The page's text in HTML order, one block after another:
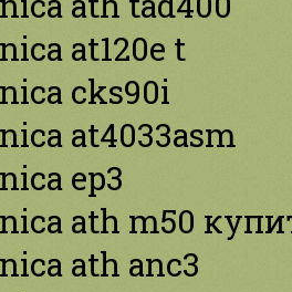
at120e t
cks90i
at4033asm
ep3
ath m50
ath anc3